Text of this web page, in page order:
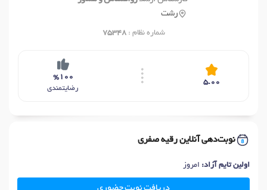
رشت
شماره نظام :75348
5.00
%100
رضایتمندی
نوبت‌دهی آنلاین رقیه صفری
اولین تایم آزاد: امروز